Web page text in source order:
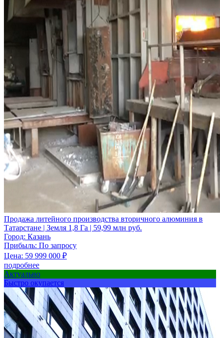
Продажа литейного производства вторичного алюминия в
Татарстане | Земля 1,8 Га | 59,99 млн руб.
Город: Казань
Прибыль: По запросу
Цена: 59 999 000 ₽
подробнее
Актуально
Быстро окупается